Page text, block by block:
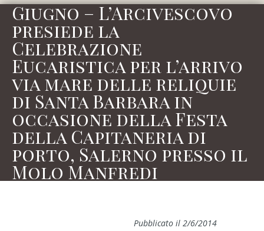
Giugno – L’Arcivescovo
presiede la
Celebrazione
Eucaristica per l’arrivo
via mare delle reliquie
di Santa Barbara in
occasione della Festa
della Capitaneria di
porto, Salerno presso il
Molo Manfredi
Pubblicato il 2/6/2014